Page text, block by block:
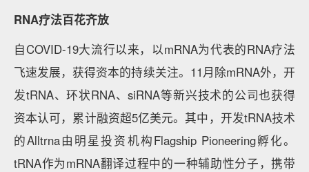
RNA疗法百花齐放
自COVID-19大流行以来，以mRNA为代表的RNA疗法
飞速发展，获得资本的持续关注。11月除mRNA外，开
发tRNA、环状RNA、siRNA等新兴技术的公司也获得
资本认可，累计融资超5亿美元。其中，开发tRNA技术
的Alltrna由明星投资机构Flagship Pioneering孵化。
tRNA作为mRNA翻译过程中的一种辅助性分子，携带